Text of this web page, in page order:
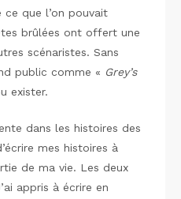
que l’on pouvait
brûlées ont offert une
scénaristes. Sans
public comme « Grey’s
exister.
dans les histoires des
mes histoires à
de ma vie. Les deux
appris à écrire en